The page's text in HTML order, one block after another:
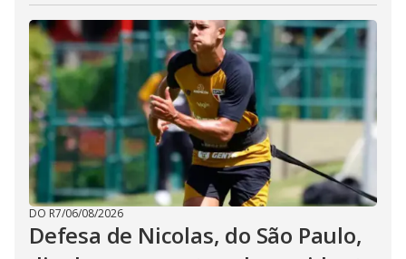
DO R7/06/08/2026
Defesa de Nicolas, do São Paulo,